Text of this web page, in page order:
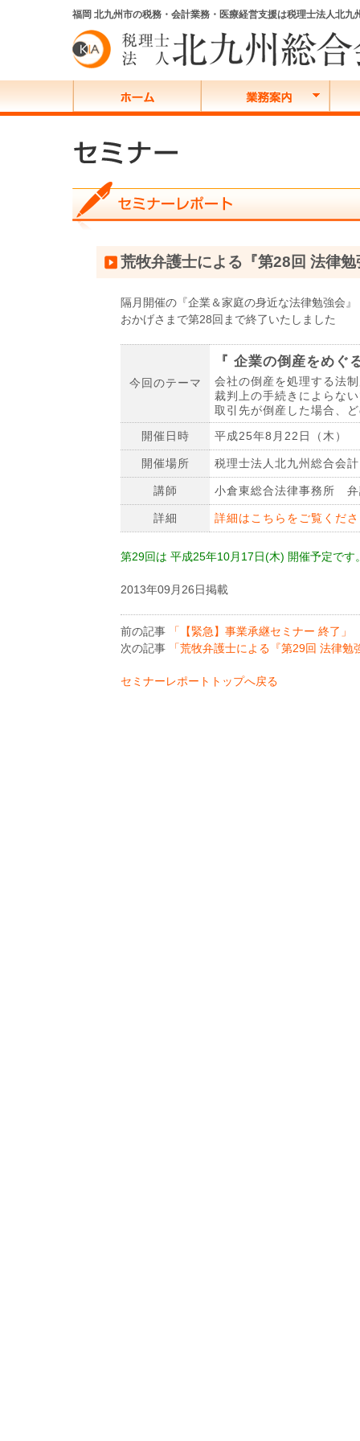
福岡 北九州市の税務・会計業務・医療経営支援は税理士法人北九
荒牧弁護士による『第28回 法律
隔月開催の『企業＆家庭の身近な法律勉強会』
おかげさまで第28回まで終了いたしました
今回のテーマ
『 企業の倒産をめぐ
会社の倒産を処理する法
裁判上の手続きによらな
取引先が倒産した場合、
開催日時
平成25年8月22日（木）
開催場所 税理士法人北九州総合会
講師 小倉東総合法律事務
詳細 詳細はこちらをご覧くだ
第29回は 平成25年10月17日(木) 開催予定で
2013年09月26日掲載
前の記事
「【緊急】事業承継セミナー 終了」
次の記事
「荒牧弁護士による『第29回 法律勉
セミナーレポートトップへ戻る